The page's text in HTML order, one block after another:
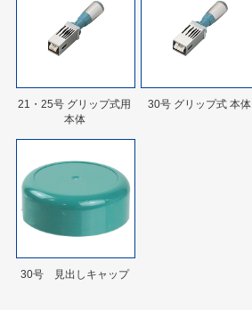
21・25号 グリップ式用
本体
30号 グリップ式 本体
30号 見出しキャップ